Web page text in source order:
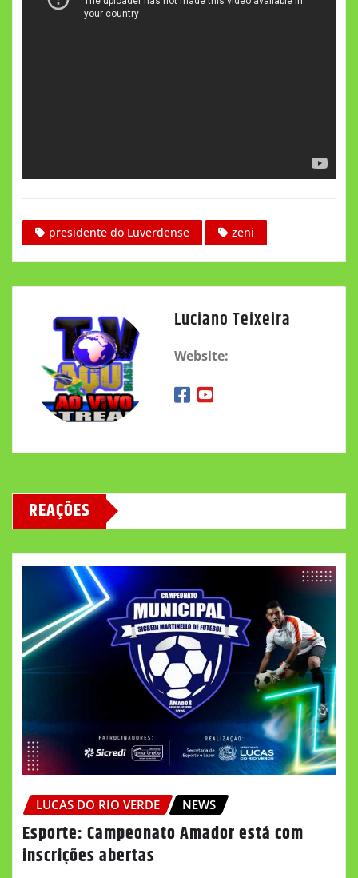
presidente do Luverdense zeni
Luciano Teixeira
Website:
REAÇÕES
LUCAS DO RIO VERDE NEWS
Esporte: Campeonato Amador está com
inscrições abertas